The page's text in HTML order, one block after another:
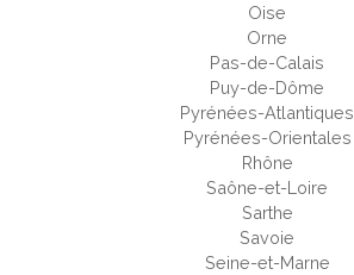
Oise
Orne
Pas-de-Calais
Puy-de-Dôme
Pyrénées-Atlantiques
Pyrénées-Orientales
Rhône
Saône-et-Loire
Sarthe
Savoie
Seine-et-Marne